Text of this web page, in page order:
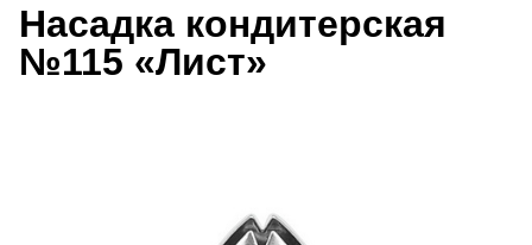
Насадка кондитерская
№115 «Лист»